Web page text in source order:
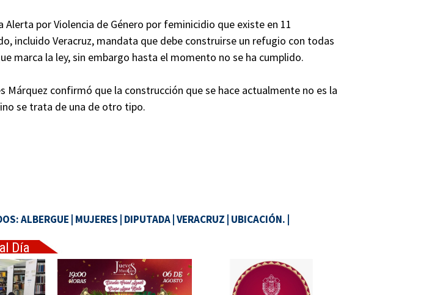
Alerta por Violencia de Género por feminicidio que existe en 11
incluido Veracruz, mandata que debe construirse un refugio con todas
marca la ley, sin embargo hasta el momento no se ha cumplido.
Márquez confirmó que la construcción que se hace actualmente no es la
se trata de una de otro tipo.
ALBERGUE MUJERES DIPUTADA VERACRUZ UBICACIÓN.
Día